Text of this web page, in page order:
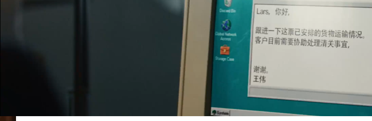
Os seus especialistas locais e globais em frete marítimo, rodoviário e aéreo, soluções logísticas e serviços aduaneiros.